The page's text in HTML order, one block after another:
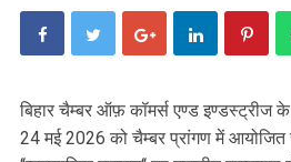
बिहार चैम्बर ऑफ़ कॉमर्स एण्ड इण्डस्ट्रीज के
24 मई 2026 को चैम्बर प्रांगण में आयोजित